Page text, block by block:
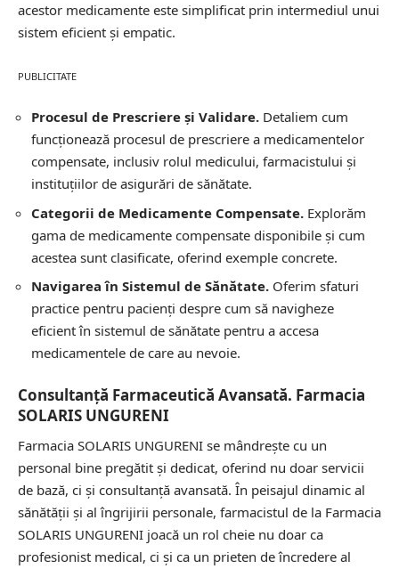
acestor medicamente este simplificat prin intermediul unui
sistem eficient și empatic.
PUBLICITATE
Procesul de Prescriere și Validare. Detaliem cum
funcționează procesul de prescriere a medicamentelor
compensate, inclusiv rolul medicului, farmacistului și
instituțiilor de asigurări de sănătate.
Categorii de Medicamente Compensate. Explorăm
gama de medicamente compensate disponibile și cum
acestea sunt clasificate, oferind exemple concrete.
Navigarea în Sistemul de Sănătate. Oferim sfaturi
practice pentru pacienți despre cum să navigheze
eficient în sistemul de sănătate pentru a accesa
medicamentele de care au nevoie.
Consultanță Farmaceutică Avansată. Farmacia
SOLARIS UNGURENI
Farmacia SOLARIS UNGURENI se mândrește cu un
personal bine pregătit și dedicat, oferind nu doar servicii
de bază, ci și consultanță avansată. În peisajul dinamic al
sănătății și al îngrijirii personale, farmacistul de la Farmacia
SOLARIS UNGURENI joacă un rol cheie nu doar ca
profesionist medical, ci și ca un prieten de încredere al